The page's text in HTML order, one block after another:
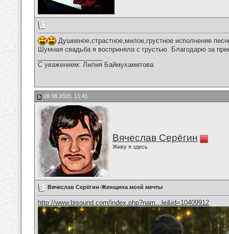
Душевное,страстное,милое,грустное исполнение
Шумная свадьба я восприняла с грустью. Благодарю за
С уважением: Лилия Баймухаметова
09.08.2020, 11:41
Вячеслав Серёгин
Живу я здесь
Вячеслав Серёгин-Женщина моей мечты
http://www.bisound.com/index.php?nam...le&id=10409912